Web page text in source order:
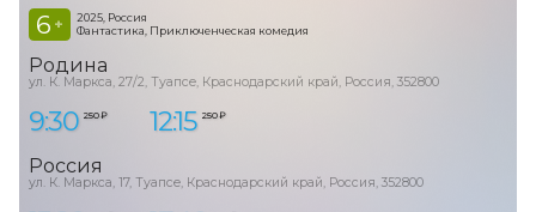
6 +
2025, Россия
Фантастика, Приключенческая комедия
Родина
ул. К. Маркса, 27/2, Туапсе, Краснодарский край, Россия, 352800
9:30 250 ₽ 12:15 250 ₽
Россия
ул. К. Маркса, 17, Туапсе, Краснодарский край, Россия, 352800